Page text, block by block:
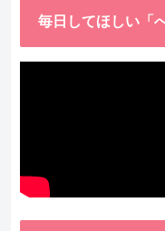
毎日してほしい「